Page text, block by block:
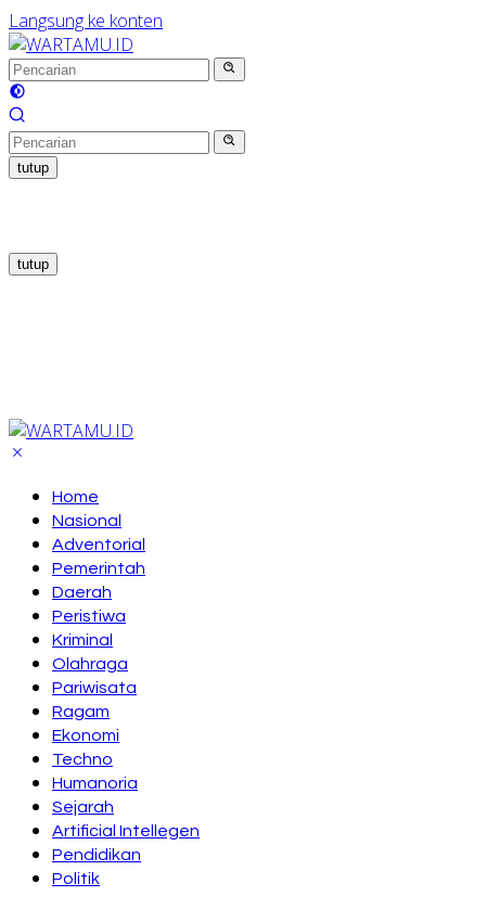
Langsung ke konten
tutup
tutup
Home
Nasional
Adventorial
Pemerintah
Daerah
Peristiwa
Kriminal
Olahraga
Pariwisata
Ragam
Ekonomi
Techno
Humanoria
Sejarah
Artificial Intellegen
Pendidikan
Politik